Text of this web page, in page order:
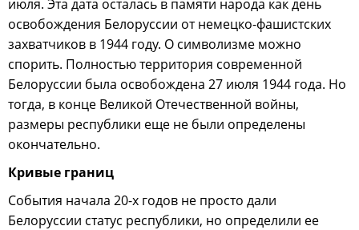
июля. Эта дата осталась в памяти народа как день
освобождения Белоруссии от немецко-фашистских
захватчиков в 1944 году. О символизме можно
спорить. Полностью территория современной
Белоруссии была освобождена 27 июля 1944 года. Но
тогда, в конце Великой Отечественной войны,
размеры республики еще не были определены
окончательно.
Кривые границ
События начала 20-х годов не просто дали
Белоруссии статус республики, но определили ее